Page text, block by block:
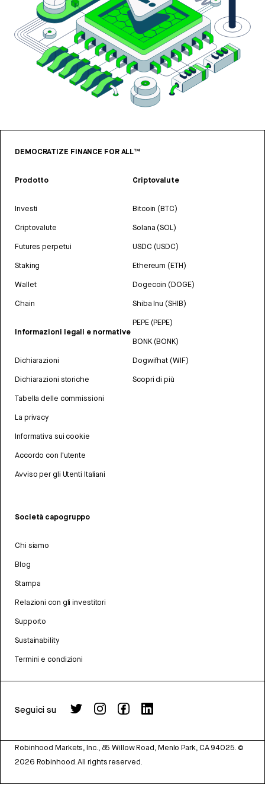
DEMOCRATIZE FINANCE FOR ALL™
Prodotto
Investi
Criptovalute
Futures perpetui
Staking
Wallet
Chain
Informazioni legali e normative
Dichiarazioni
Dichiarazioni storiche
Tabella delle commissioni
La privacy
Informativa sui cookie
Accordo con l'utente
Avviso per gli Utenti Italiani
Criptovalute
Bitcoin (BTC)
Solana (SOL)
USDC (USDC)
Ethereum (ETH)
Dogecoin (DOGE)
Shiba Inu (SHIB)
PEPE (PEPE)
BONK (BONK)
Dogwifhat (WIF)
Scopri di più
Società capogruppo
Chi siamo
Blog
Stampa
Relazioni con gli investitori
Supporto
Sustainability
Termini e condizioni
Seguici su
Robinhood Markets, Inc., 85 Willow Road, Menlo Park, CA 94025. ©
2026 Robinhood. All rights reserved.